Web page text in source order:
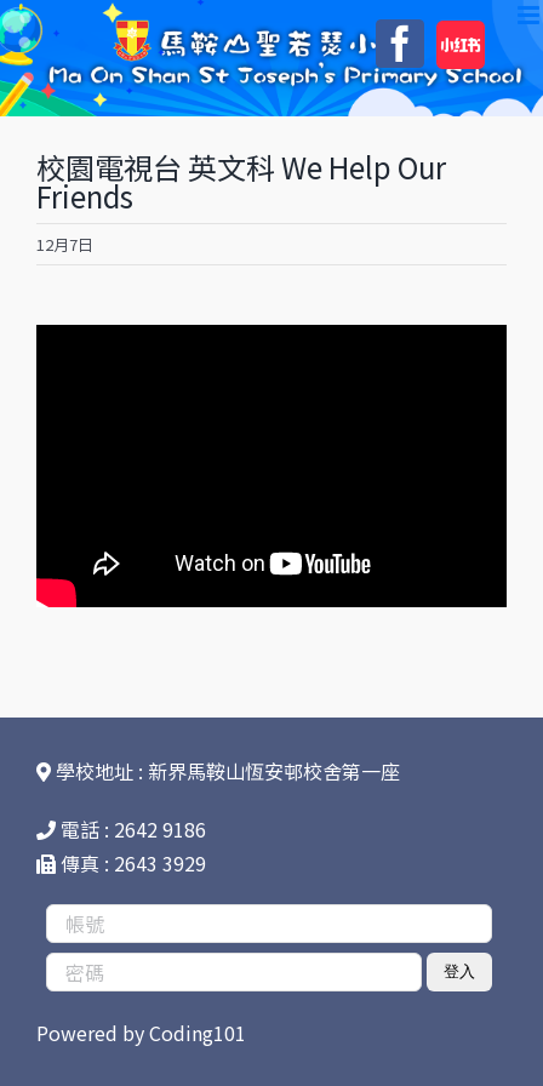
Skip
to
content
自
訂
校園電視台 英文科 We Help Our
Friends
12月7日
學校地址 : 新界馬鞍山恆安邨校舍第一座
電話 : 2642 9186
傳真 : 2643 3929
登入
Powered byCoding101